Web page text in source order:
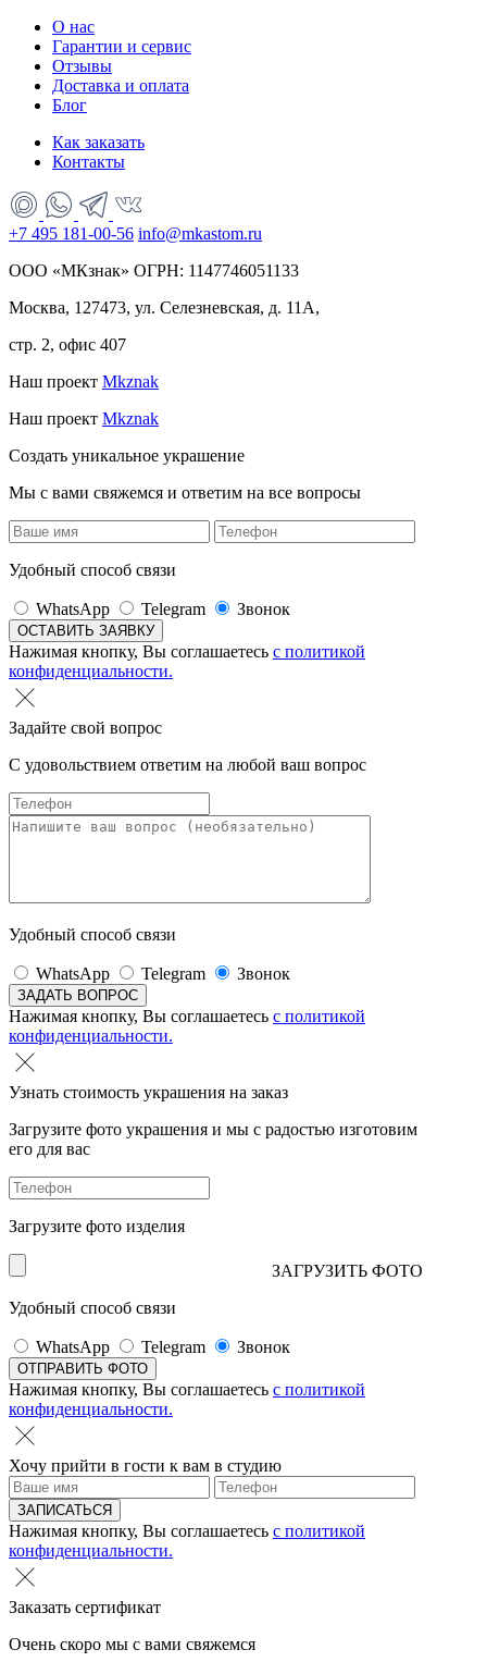
О нас
Гарантии и сервис
Отзывы
Доставка и оплата
Блог
Как заказать
Контакты
+7 495 181-00-56 info@mkastom.ru
ООО «МКзнак» ОГРН: 1147746051133
Москва, 127473, ул. Селезневская, д. 11А,
стр. 2, офис 407
Наш проект Mkznak
Наш проект Mkznak
Создать уникальное украшение
Мы с вами свяжемся и ответим на все вопросы
Удобный способ связи
WhatsApp Telegram Звонок
Нажимая кнопку, Вы соглашаетесь с политикой
конфиденциальности.
Задайте свой вопрос
С удовольствием ответим на любой ваш вопрос
Удобный способ связи
WhatsApp Telegram Звонок
Нажимая кнопку, Вы соглашаетесь с политикой
конфиденциальности.
Узнать стоимость украшения на заказ
Загрузите фото украшения и мы с радостью изготовим
его для вас
Загрузите фото изделия
ЗАГРУЗИТЬ ФОТО
Удобный способ связи
WhatsApp Telegram Звонок
Нажимая кнопку, Вы соглашаетесь с политикой
конфиденциальности.
Хочу прийти в гости к вам в студию
Нажимая кнопку, Вы соглашаетесь с политикой
конфиденциальности.
Заказать сертификат
Очень скоро мы с вами свяжемся